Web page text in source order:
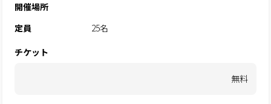
開催場所
定員
25名
チケット
無料